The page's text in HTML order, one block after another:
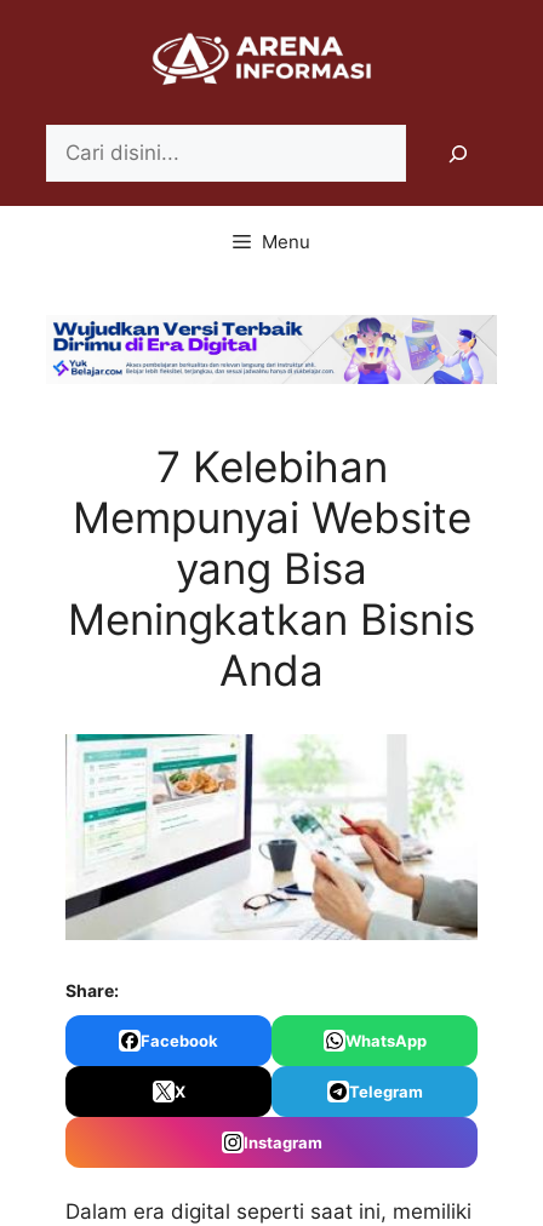
Menu
7 Kelebihan
Mempunyai Website
yang Bisa
Meningkatkan Bisnis
Anda
Share:
Facebook WhatsApp
X Telegram
Instagram
Dalam era digital seperti saat ini, memiliki